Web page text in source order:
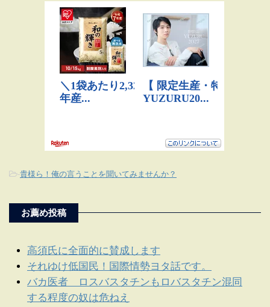
-貴様ら！俺の言うことを聞いてみませんか？
お薦め投稿
高須氏に全面的に賛成します
それゆけ低国民！国際情勢ヨタ話です。
バカ医者 ロスバスタチンもロバスタチン混同
する程度の奴は危ねえ